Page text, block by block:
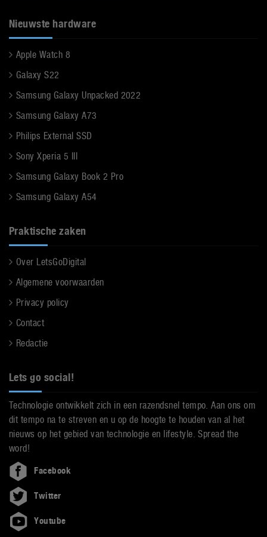
Nieuwste hardware
Apple Watch 8
Galaxy S22
Samsung Galaxy Unpacked 2022
Samsung Galaxy A73
Philips External SSD
Sony Xperia 5 III
Samsung Galaxy Book 2 Pro
Samsung Galaxy A54
Praktische zaken
Over LetsGoDigital
Algemene voorwaarden
Privacy policy
Contact
Redactie
Lets go social!
Technologie ontwikkelt zich in een razendsnel tempo. Aan ons om
dit tempo na te streven en u op de hoogte te houden van al het
nieuws op het gebied van technologie en lifestyle. Spread the
word!
Facebook
Twitter
Youtube